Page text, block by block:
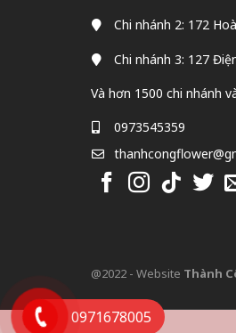
Chi nhánh 2: 172
Chi nhánh 3: 127
Và hơn 1500 chi nhánh
0973545359
@2022 - Website Thành
0971678005